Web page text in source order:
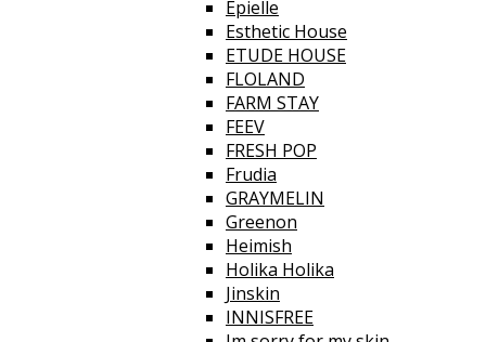
Epielle
Esthetic House
ETUDE HOUSE
FLOLAND
FARM STAY
FEEV
FRESH POP
Frudia
GRAYMELIN
Greenon
Heimish
Holika Holika
Jinskin
INNISFREE